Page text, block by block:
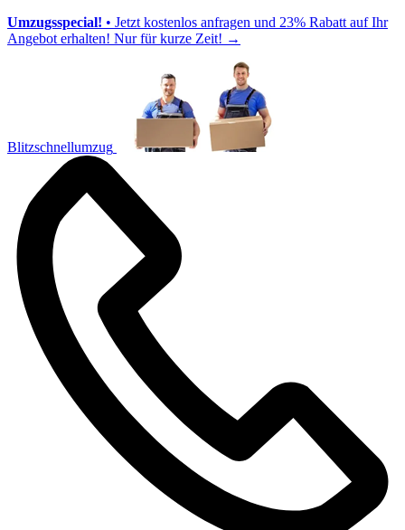
Umzugsspecial! • Jetzt kostenlos anfragen und 23% Rabatt auf Ihr
Angebot erhalten! Nur für kurze Zeit! →
Blitzschnellumzug